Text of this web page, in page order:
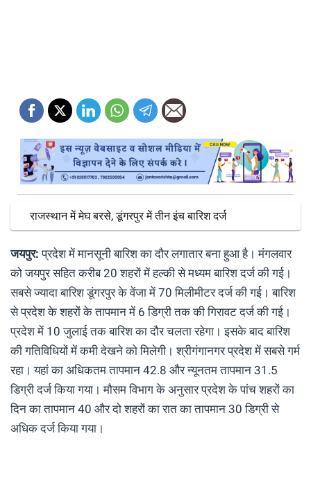
राजस्थान में मेघ बरसे, डूंगरपुर में तीन इंच बारिश दर्ज
जयपुर: प्रदेश में मानसूनी बारिश का दौर लगातार बना हुआ है। मंगलवार
को जयपुर सहित करीब 20 शहरों में हल्की से मध्यम बारिश दर्ज की गई।
सबसे ज्यादा बारिश डूंगरपुर के वेंजा में 70 मिलीमीटर दर्ज की गई। बारिश
से प्रदेश के शहरों के तापमान में 6 डिग्री तक की गिरावट दर्ज की गई।
प्रदेश में 10 जुलाई तक बारिश का दौर चलता रहेगा। इसके बाद बारिश
की गतिविधियों में कमी देखने को मिलेगी। श्रीगंगानगर प्रदेश में सबसे गर्म
रहा। यहां का अधिकतम तापमान 42.8 और न्यूनतम तापमान 31.5
डिग्री दर्ज किया गया। मौसम विभाग के अनुसार प्रदेश के पांच शहरों का
दिन का तापमान 40 और दो शहरों का रात का तापमान 30 डिग्री से
अधिक दर्ज किया गया।